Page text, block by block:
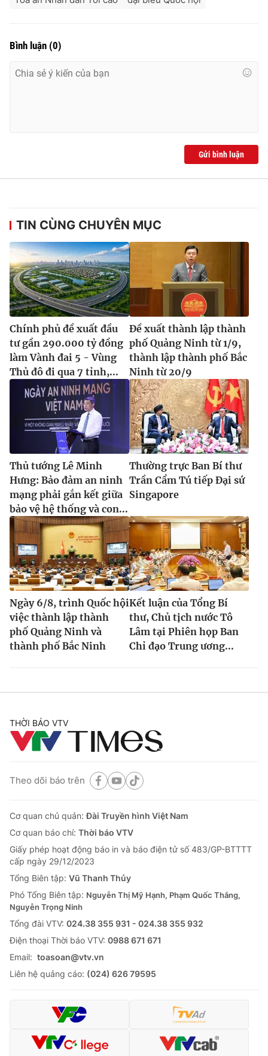
Bình luận (0)
Gửi bình luận
TIN CÙNG CHUYÊN MỤC
Chính phủ đề xuất đầu
tư gần 290.000 tỷ đồng
làm Vành đai 5 - Vùng
Thủ đô đi qua 7 tỉnh,...
Đề xuất thành lập thành
phố Quảng Ninh từ 1/9,
thành lập thành phố Bắc
Ninh từ 20/9
Thủ tướng Lê Minh
Hưng: Bảo đảm an ninh
mạng phải gắn kết giữa
bảo vệ hệ thống và con...
Thường trực Ban Bí thư
Trần Cẩm Tú tiếp Đại sứ
Singapore
Ngày 6/8, trình Quốc hội
việc thành lập thành
phố Quảng Ninh và
thành phố Bắc Ninh
Kết luận của Tổng Bí
thư, Chủ tịch nước Tô
Lâm tại Phiên họp Ban
Chỉ đạo Trung ương...
THỜI BÁO VTV
Theo dõi báo trên
Cơ quan chủ quản:Đài Truyền hình Việt Nam
Cơ quan báo chí: Thời báo VTV
Giấy phép hoạt động báo in và báo điện tử số 483/GP-BTTTT
cấp ngày 29/12/2023
Tổng Biên tập: Vũ Thanh Thủy
Phó Tổng Biên tập: Nguyễn Thị Mỹ Hạnh, Phạm Quốc Thắng,
Nguyễn Trọng Ninh
Tổng đài VTV: 024.38 355 931 - 024.38 355 932
Ðiện thoại Thời báo VTV: 0988 671 671
Email: toasoan@vtv.vn
Liên hệ quảng cáo: (024) 626 79595